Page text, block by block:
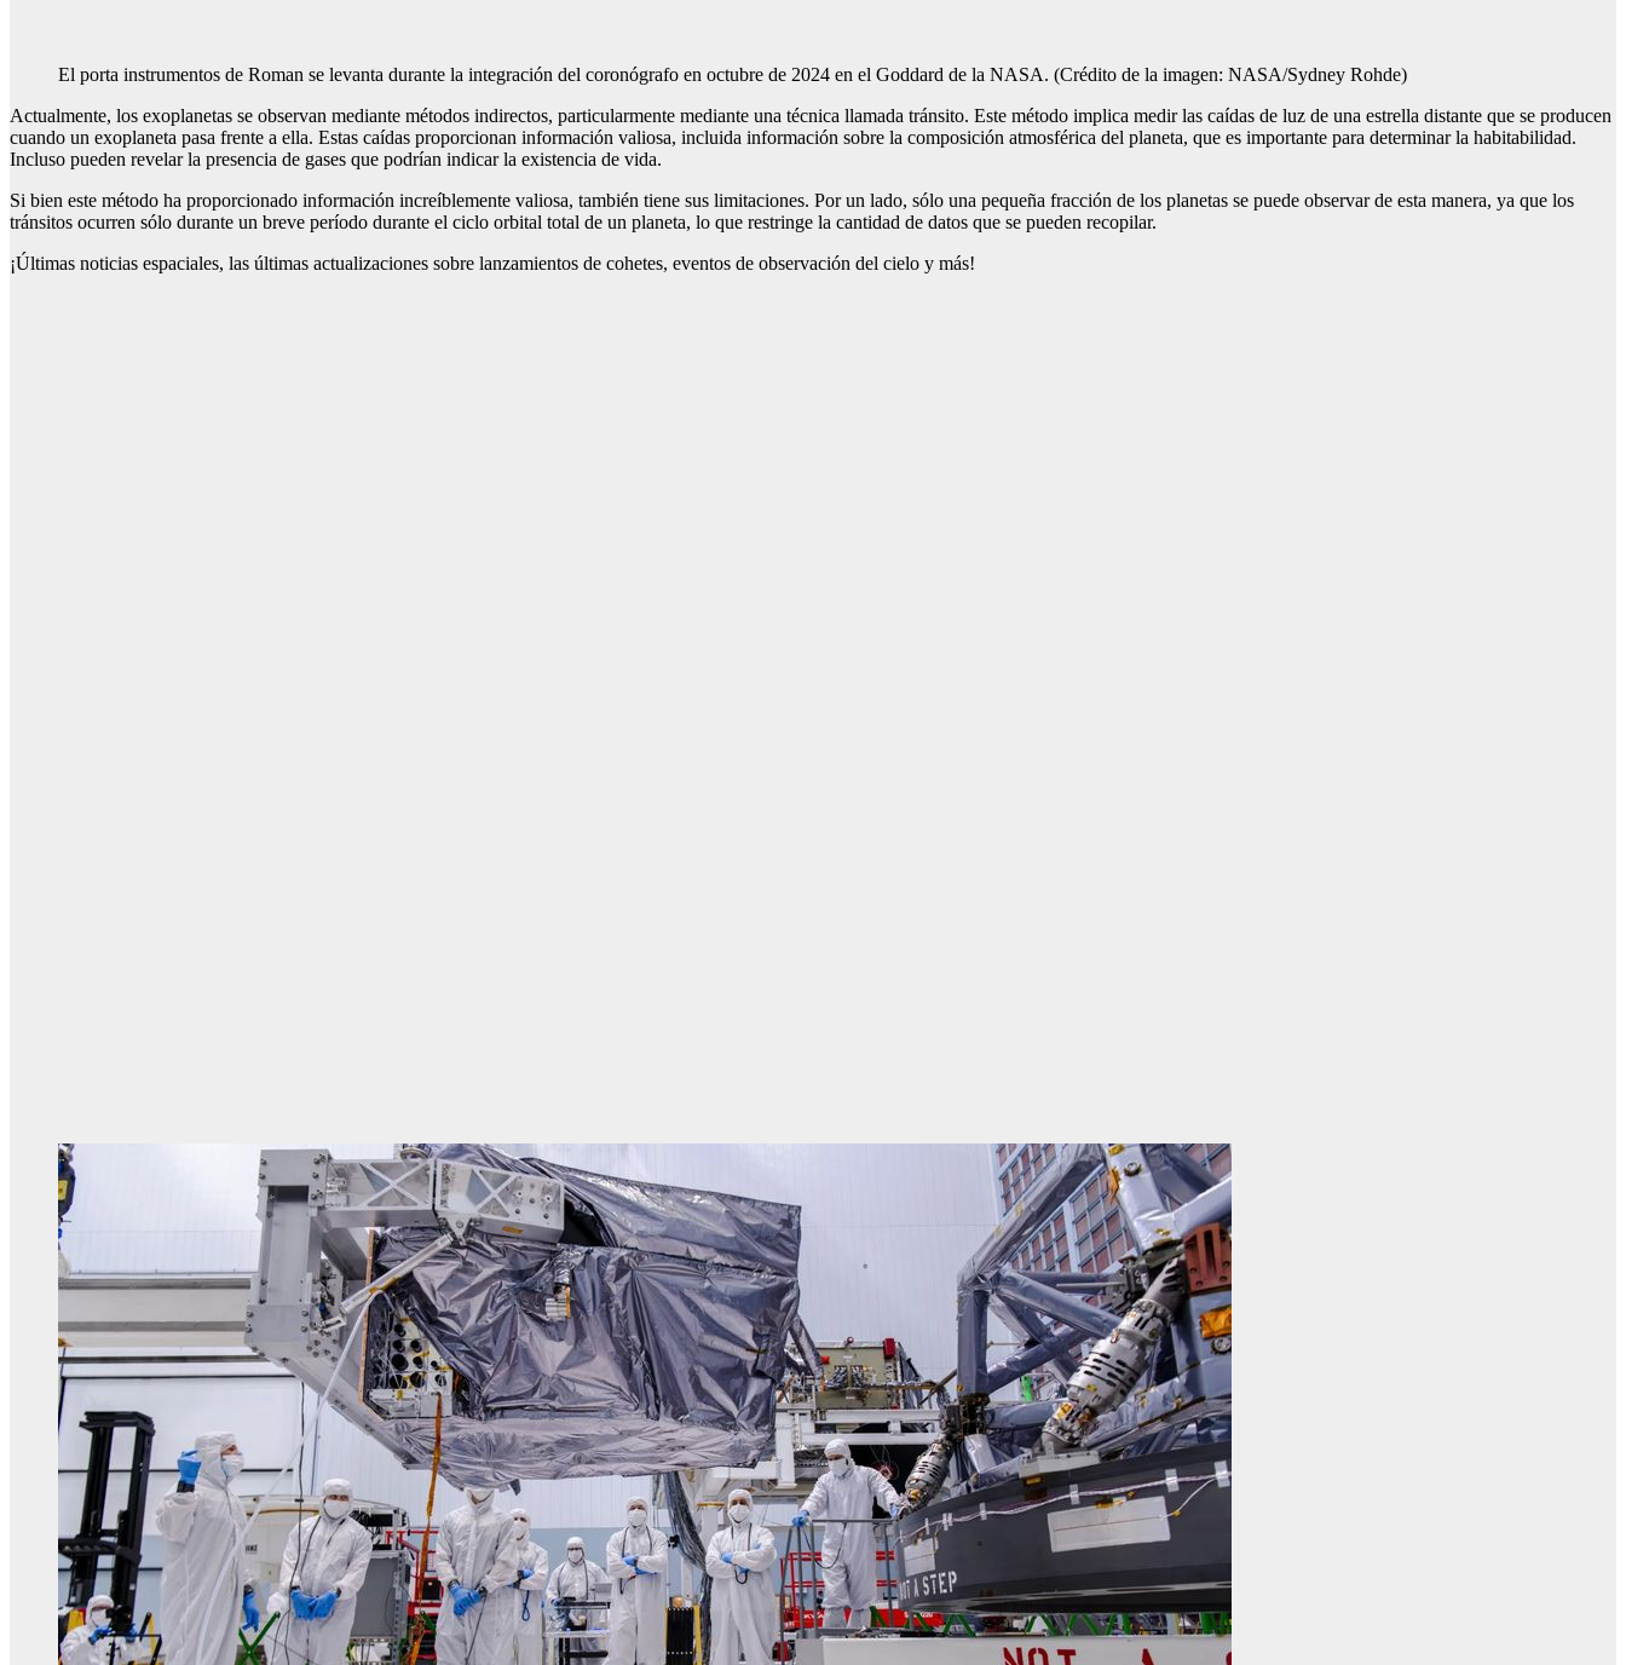
El porta instrumentos de Roman se levanta durante la integración del coronógrafo en octubre de 2024 en el Goddard de la NASA. (Crédito de la imagen: NASA/Sydney Rohde)
Actualmente, los exoplanetas se observan mediante métodos indirectos, particularmente mediante una técnica llamada tránsito. Este método implica medir las caídas de luz de una estrella distante que se producen
cuando un exoplaneta pasa frente a ella. Estas caídas proporcionan información valiosa, incluida información sobre la composición atmosférica del planeta, que es importante para determinar la habitabilidad.
Incluso pueden revelar la presencia de gases que podrían indicar la existencia de vida.
Si bien este método ha proporcionado información increíblemente valiosa, también tiene sus limitaciones. Por un lado, sólo una pequeña fracción de los planetas se puede observar de esta manera, ya que los
tránsitos ocurren sólo durante un breve período durante el ciclo orbital total de un planeta, lo que restringe la cantidad de datos que se pueden recopilar.
¡Últimas noticias espaciales, las últimas actualizaciones sobre lanzamientos de cohetes, eventos de observación del cielo y más!